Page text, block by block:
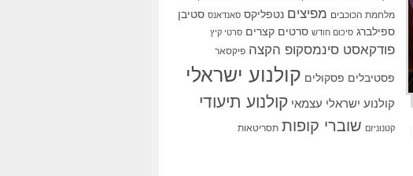
מלחמת הכוכבים מפיצים נטפליקס סאנדאנס סטיבן
ספילברג סיכום חודש סרטים קצרים סרטי קיץ
פודקאסט סינמסקופ הקצה פיקסאר
פסטיבלים פסקולים קולנוע ישראלי
קולנוע ישראלי עצמאי קולנוע תיעודי
קטנוניזם שוברי קופות תסריטאות